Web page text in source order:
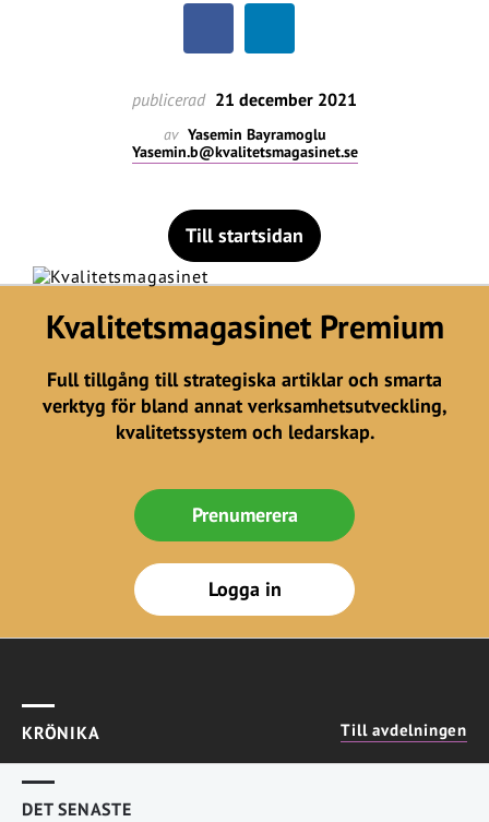
publicerad 21 december 2021
av Yasemin Bayramoglu
Yasemin.b@kvalitetsmagasinet.se
Till startsidan
Kvalitetsmagasinet Premium
Full tillgång till strategiska artiklar och smarta
verktyg för bland annat verksamhetsutveckling,
kvalitetssystem och ledarskap.
Prenumerera
Logga in
KRÖNIKA Till avdelningen
DET SENASTE